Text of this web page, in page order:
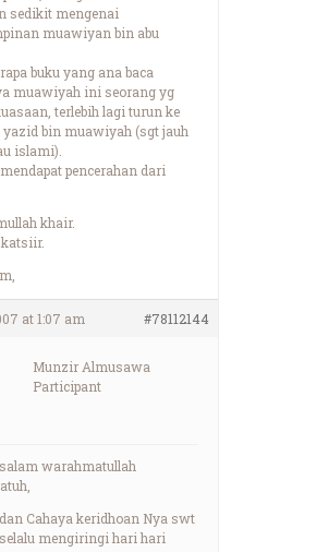
sedikit mengenai
muawiyan bin abu
buku yang ana baca
muawiyah ini seorang yg
terlebih lagi turun ke
yazid bin muawiyah (sgt jauh
islami).
pencerahan dari
khair.
at 1:07 am #78112144
Munzir Almusawa
Participant
warahmatullah
Cahaya keridhoan Nya swt
mengiringi hari hari